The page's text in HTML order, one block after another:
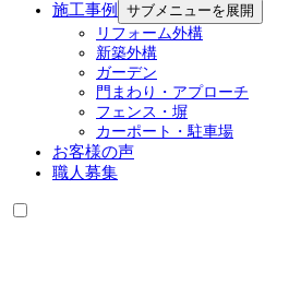
施工事例
サブメニューを展開
リフォーム外構
新築外構
ガーデン
門まわり・アプローチ
フェンス・塀
カーポート・駐車場
お客様の声
職人募集